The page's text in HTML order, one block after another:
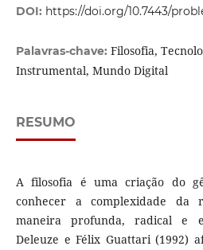
DOI: https://doi.org/10.7443/
Palavras-chave: Filosofia,
Instrumental, Mundo Digital
RESUMO
A filosofia é uma criação do
conhecer a complexidade da
maneira profunda, radical e
Deleuze e Félix Guattari (1992)